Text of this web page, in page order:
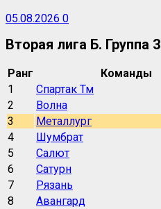
05.08.2026 0
Вторая лига Б. Группа 3
Ранг Команды
1
Спартак Тм
2
Волна
3
Металлург
4
Шумбрат
5
Салют
6
Сатурн
7
Рязань
8
Авангард